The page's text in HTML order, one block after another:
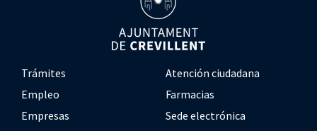
Trámites
Atención ciudadana
Empleo
Farmacias
Empresas
Sede electrónica